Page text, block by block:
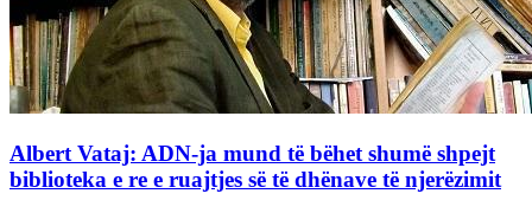
Albert Vataj: ADN-ja mund të bëhet shumë shpejt
biblioteka e re e ruajtjes së të dhënave të njerëzimit